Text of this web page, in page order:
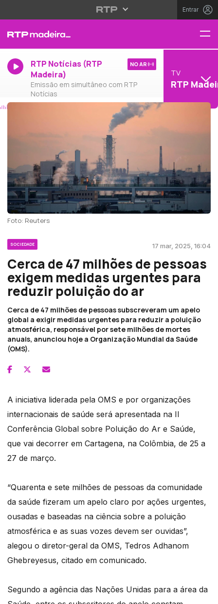
Entrar
RTP Notícias (RTP
Madeira)
Emissão em simultâneo com RTP
Notícias
NO AR
TV
RTP
Foto: Reuters
SOCIEDADE 17 mar, 2025, 16:04
Cerca de 47 milhões de pessoas
exigem medidas urgentes para
reduzir poluição do ar
Cerca de 47 milhões de pessoas subscreveram um apelo
global a exigir medidas urgentes para reduzir a poluição
atmosférica, responsável por sete milhões de mortes
anuais, anunciou hoje a Organização Mundial da Saúde
(OMS).
A iniciativa liderada pela OMS e por organizações
internacionais de saúde será apresentada na II
Conferência Global sobre Poluição do Ar e Saúde,
que vai decorrer em Cartagena, na Colômbia, de 25 a
27 de março.
“Quarenta e sete milhões de pessoas da comunidade
da saúde fizeram um apelo claro por ações urgentes,
ousadas e baseadas na ciência sobre a poluição
atmosférica e as suas vozes devem ser ouvidas”,
alegou o diretor-geral da OMS, Tedros Adhanom
Ghebreyesus, citado em comunicado.
Segundo a agência das Nações Unidas para a área da